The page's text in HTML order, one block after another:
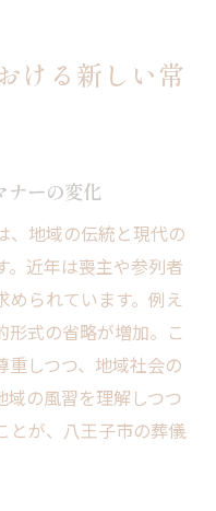
ける新しい常
ナーの変化
、地域の伝統と現代の
。近年は喪主や参列者
められています。例え
形式の省略が増加。こ
重しつつ、地域社会の
域の風習を理解しつつ
とが、八王子市の葬儀